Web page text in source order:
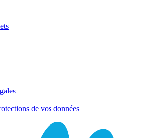
de vos données